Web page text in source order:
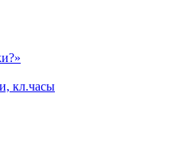
кл.часы